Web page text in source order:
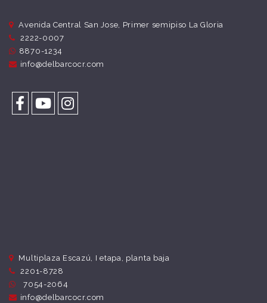
Avenida Central San Jose, Primer semipiso La Gloria
2222-0007
8870-1234
info@delbarcocr.com
Multiplaza Escazú, I etapa, planta baja
2201-8728
7054-2064
info@delbarcocr.com